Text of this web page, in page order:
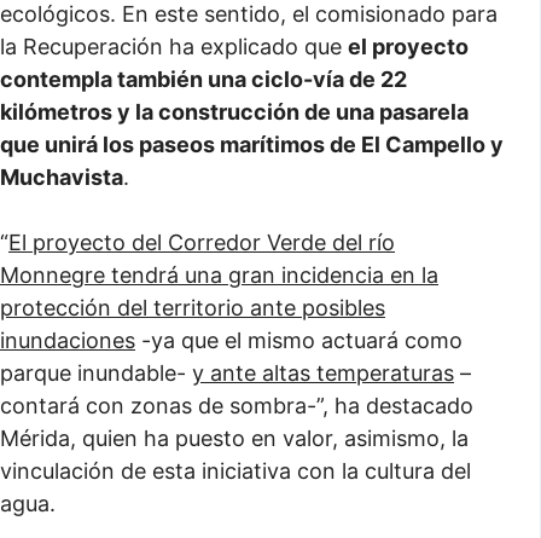
ecológicos. En este sentido, el comisionado para
la Recuperación ha explicado que el proyecto
contempla también una ciclo-vía de 22
kilómetros y la construcción de una pasarela
que unirá los paseos marítimos de El Campello y
Muchavista.
“El proyecto del Corredor Verde del río
Monnegre tendrá una gran incidencia en la
protección del territorio ante posibles
inundaciones -ya que el mismo actuará como
parque inundable- y ante altas temperaturas –
contará con zonas de sombra-”, ha destacado
Mérida, quien ha puesto en valor, asimismo, la
vinculación de esta iniciativa con la cultura del
agua.